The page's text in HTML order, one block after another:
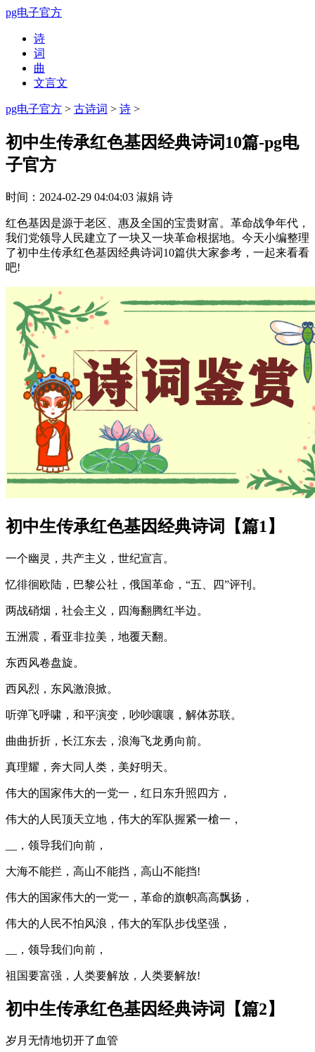
pg电子官方
诗
词
曲
文言文
pg电子官方 > 古诗词 > 诗 >
初中生传承红色基因经典诗词10篇-pg电
子官方
时间： 2024-02-29 04:04:03 淑娟 诗
红色基因是源于老区、惠及全国的宝贵财富。革命战争年代，
我们党领导人民建立了一块又一块革命根据地。今天小编整理
了初中生传承红色基因经典诗词10篇供大家参考，一起来看看
吧!
初中生传承红色基因经典诗词【篇1】
一个幽灵，共产主义，世纪宣言。
忆徘徊欧陆，巴黎公社，俄国革命，“五、四”评刊。
两战硝烟，社会主义，四海翻腾红半边。
五洲震，看亚非拉美，地覆天翻。
东西风卷盘旋。
西风烈，东风激浪掀。
听弹飞呼啸，和平演变，吵吵嚷嚷，解体苏联。
曲曲折折，长江东去，浪海飞龙勇向前。
真理耀，奔大同人类，美好明天。
伟大的国家伟大的一党一，红日东升照四方，
伟大的人民顶天立地，伟大的军队握紧一槍一，
__，领导我们向前，
大海不能拦，高山不能挡，高山不能挡!
伟大的国家伟大的一党一，革命的旗帜高高飘扬，
伟大的人民不怕风浪，伟大的军队步伐坚强，
__，领导我们向前，
祖国要富强，人类要解放，人类要解放!
初中生传承红色基因经典诗词【篇2】
岁月无情地切开了血管